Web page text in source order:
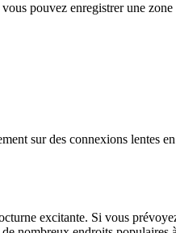
pouvez enregistrer une
sur des connexions lentes
excitante. Si vous